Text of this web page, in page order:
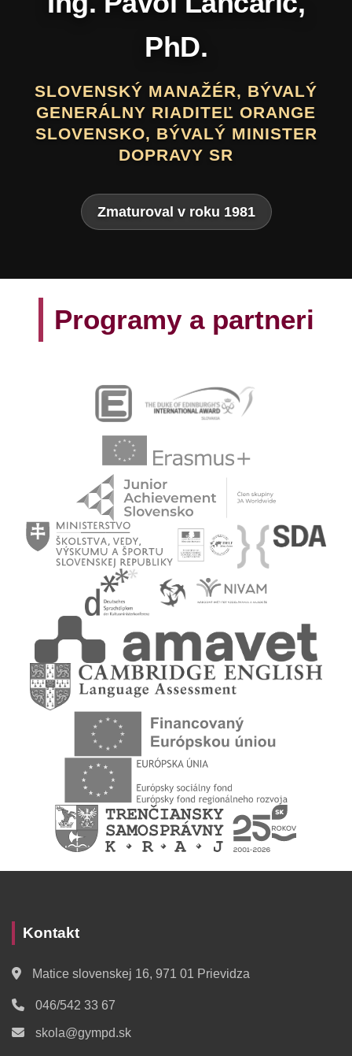
Daniel Hevier
SLOVENSKÝ BÁSNIK, PROZAIK,
DRAMATIK, SCENÁRISTA, TEXTÁR,
VÝTVARNÍK A AUTOR LITERATÚRY
PRE DETI A MLÁDEŽ
Programy a partneri
Kontakt
Matice slovenskej 16, 971 01 Prievidza
046/542 33 67
skola@gympd.sk